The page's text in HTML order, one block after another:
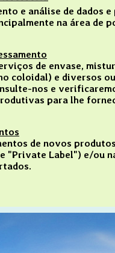
e análise de dados
na área de
de envase,
coloidal) e diversos
nos e
para lhe
de novos
"Private Label") e/ou